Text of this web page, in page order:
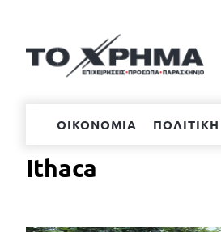
περιεχόμενο
ΟΙΚΟΝΟΜΙΑ ΠΟΛΙΤΙΚΗ
Ithaca